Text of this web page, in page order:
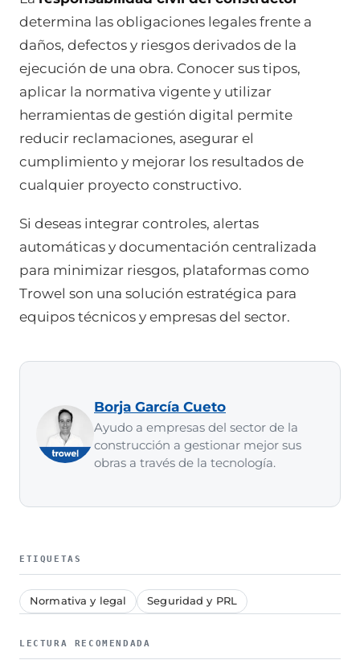
determina las obligaciones legales frente a
daños, defectos y riesgos derivados de la
ejecución de una obra. Conocer sus tipos,
aplicar la normativa vigente y utilizar
herramientas de gestión digital permite
reducir reclamaciones, asegurar el
cumplimiento y mejorar los resultados de
cualquier proyecto constructivo.
Si deseas integrar controles, alertas
automáticas y documentación centralizada
para minimizar riesgos, plataformas como
Trowel son una solución estratégica para
equipos técnicos y empresas del sector.
Borja García Cueto
Ayudo a empresas del sector de la
construcción a gestionar mejor sus
obras a través de la tecnología.
ETIQUETAS
Normativa y legal Seguridad y PRL
LECTURA RECOMENDADA